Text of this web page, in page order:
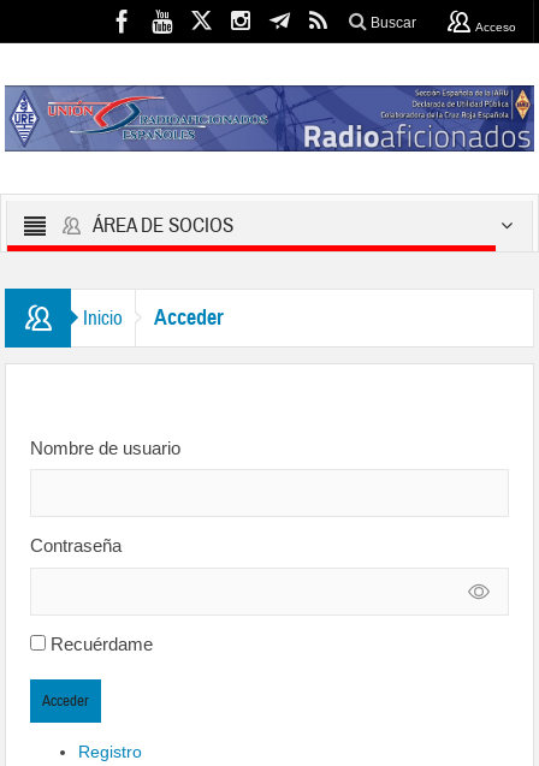
Buscar Acceso
ÁREA DE SOCIOS
Inicio Acceder
Nombre de usuario
Contraseña
Recuérdame
Acceder
Registro